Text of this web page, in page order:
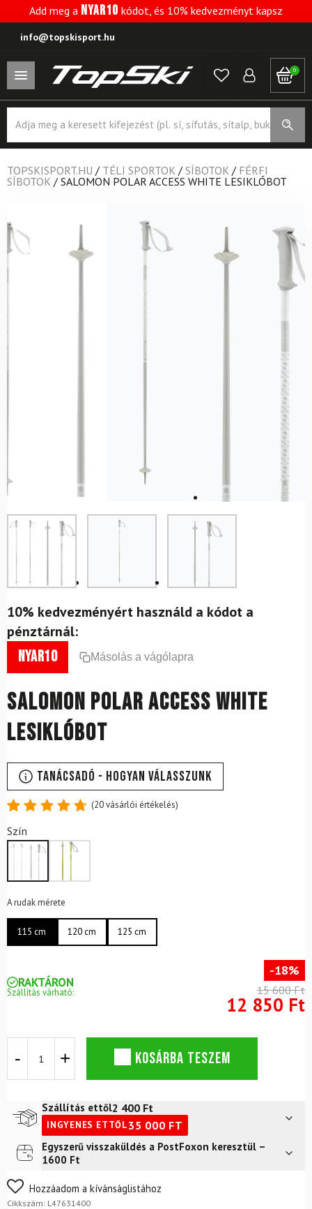
Add meg a NYAR10 kódot, és 10% kedvezményt kapsz
info@topskisport.hu
0
search
TOPSKISPORT.HU / TÉLI SPORTOK / SÍBOTOK / FÉRFI
SÍBOTOK / SALOMON POLAR ACCESS WHITE LESIKLÓBOT
10% kedvezményért használd a kódot a
pénztárnál:
nyar10 Másolás a vágólapra
SALOMON Polar Access White
lesiklóbot
Tanácsadó - Hogyan válasszunk
4.8
ből,
értékelés
(20vásárlói értékelés)
Szín
A rudak mérete
115 cm 120 cm 125 cm
RAKTÁRON
Szállítás várható:
-18%
15 600 Ft
12 850 Ft
Polar
lesiklóbot
mennyiség
KOSÁRBA TESZEM
Szállítás ettől2 400 Ft
INGYENES ETTŐL35 000 FT
Futár a címre2 400
Egyszerű visszaküldés a PostFoxon keresztül –
1600 Ft
Nem biztos a választásában? Semmi gond – a terméket
egyszerűen visszaküldheti 14 napon belül, indoklás nélkül.
Hozzáadom a kívánságlistához
Cikkszám: L47631400